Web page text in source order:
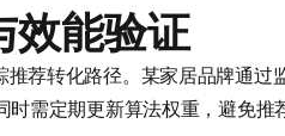
效能验证
推荐转化路径。某家居品牌通
需定期更新算法权重，避免推